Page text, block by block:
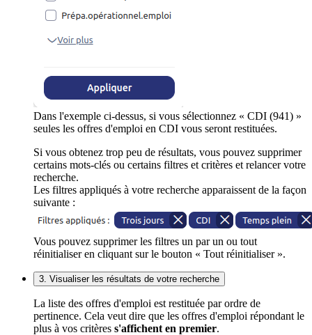
Dans l'exemple ci-dessus, si vous sélectionnez « CDI (941) »
seules les offres d'emploi en CDI vous seront restituées.
Si vous obtenez trop peu de résultats, vous pouvez supprimer
certains mots-clés ou certains filtres et critères et relancer votre
recherche.
Les filtres appliqués à votre recherche apparaissent de la façon
suivante :
Vous pouvez supprimer les filtres un par un ou tout
réinitialiser en cliquant sur le bouton « Tout réinitialiser ».
3. Visualiser les résultats de votre recherche
La liste des offres d'emploi est restituée par ordre de
pertinence. Cela veut dire que les offres d'emploi répondant le
plus à vos critères s'affichent en premier.